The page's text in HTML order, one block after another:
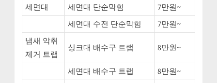
세면대
세면대 단순막힘
7만원~
세면대 수전 단순막힘
7만원~
냄새 악취
제거 트랩
싱크대 배수구 트랩 8만원~
세면대 배수구 트랩
8만원~